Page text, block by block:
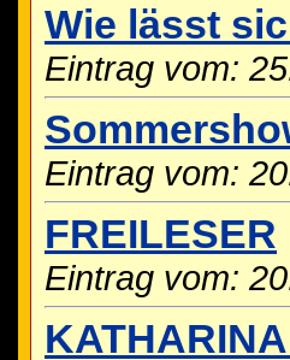
Wie lässt
Eintrag vom:
Eintrag vom:
FREILESER
Eintrag vom: